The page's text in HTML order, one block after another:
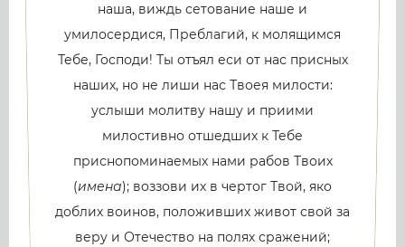
наша, виждь сетование наше и
умилосердися, Преблагий, к молящимся
Тебе, Господи! Ты отъял еси от нас присных
наших, но не лиши нас Твоея милости:
услыши молитву нашу и приими
милостивно отшедших к Тебе
приснопоминаемых нами рабов Твоих
(имена); воззови их в чертог Твой, яко
доблих воинов, положивших живот свой за
веру и Отечество на полях сражений;